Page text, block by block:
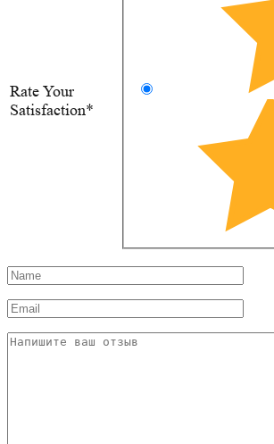
Rate Your
Satisfaction*